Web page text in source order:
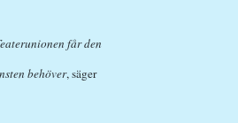
får den
behöver, säger